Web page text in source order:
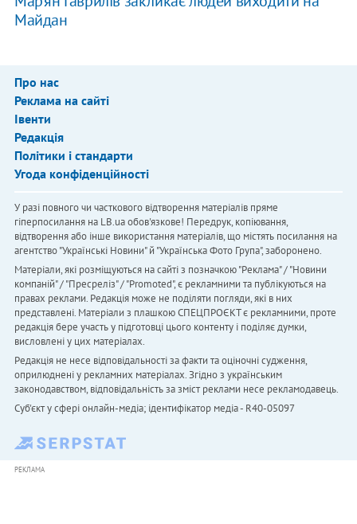
Майдан
Про нас
Реклама на сайті
Івенти
Редакція
Політики і стандарти
Угода конфіденційності
У разі повного чи часткового відтворення матеріалів пряме
гіперпосилання на LB.ua обов'язкове! Передрук, копіювання,
відтворення або інше використання матеріалів, що містять посилання на
агентство "Українськi Новини" й "Українська Фото Група", заборонено.
Матеріали, які розміщуються на сайті з позначкою "Реклама" / "Новини
компаній" / "Пресреліз" / "Promoted", є рекламними та публікуються на
правах реклами. Редакція може не поділяти погляди, які в них
представлені. Матеріали з плашкою СПЕЦПРОЄКТ є рекламними, проте
редакція бере участь у підготовці цього контенту і поділяє думки,
висловлені у цих матеріалах.
Редакція не несе відповідальності за факти та оціночні судження,
оприлюднені у рекламних матеріалах. Згідно з українським
законодавством, відповідальність за зміст реклами несе рекламодавець.
Cуб'єкт у сфері онлайн-медіа; ідентифікатор медіа - R40-05097
РЕКЛАМА